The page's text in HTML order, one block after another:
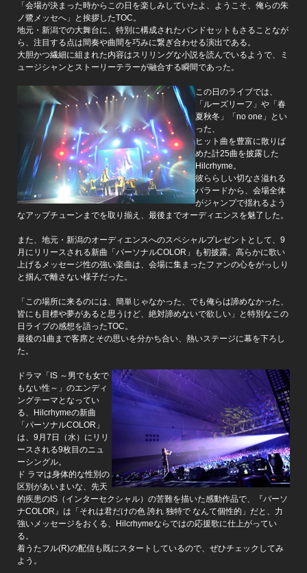
「会場が決まった時からこの日を楽しみしていたよ、ようこそ、俺らの朱
ノ鷺メッセへ」と挨拶したTOC。
地元・新潟での大舞台に、特別に構成されたバンドセットもさることなが
ら、注目する点は間奏や曲間を巧みに繋ぎ合わせる演出である。
大胆かつ繊細に組まれた内容はスリリングな小説を読んでいるようで、ミ
ュージシャンとストーリーテラーが融合する瞬間であった。
この日のライブでは、
「ルーズリーフ」や「春
夏秋冬」「no one」とい
った、
ヒット曲を豊富に散りば
めた計25曲を披露した
Hilcrhyme。
彼ららしい切なさ溢れる
バラードから、会場全体
がジャンプで揺れるよう
なアップチューンまでを取り揃え、最後までオーディエンスを魅了した。
また、地元・新潟のオーディエンスへのスペシャルプレゼントとして、9
月にリリースされる新曲「パーソナルCOLOR」も初披露。高らかに歌い
上げるメッセージ性の強い楽曲は、会場に集まったファンの心をがっしり
と掴んで離さない様子だった。
「この場所に来るのには、簡単じゃなかった、でも俺らは諦めなかった、
皆にも目標や夢があると思うけど、絶対諦めないで欲しい」と特別なこの
日ライブの感想を語ったTOC。
最後の1曲まで客席とその思いを分かち合い、熱いステージに幕を下ろし
た。
ドラマ「IS ～男でも女で
もない性～」のエンディ
ングテーマとなってい
る、Hilcrhymeの新曲
「パーソナルCOLOR」
は、9月7日（水）にリリ
ースされる9枚目のニュ
ーシングル。
ド ラマは身体的な性別の
区別があいまいな、先天
的疾患のIS（インターセクシャル）の苦難を描いた感動作品で、『パーソ
ナCOLOR』は「それは君だけの色 誇れ 独特で なんて個性的」だと、力
強いメッセージをおくる、Hilcrhymeならではの応援歌に仕上がってい
る。
着うたフル(R)の配信も既にスタートしているので、ぜひチェックしてみ
よう。